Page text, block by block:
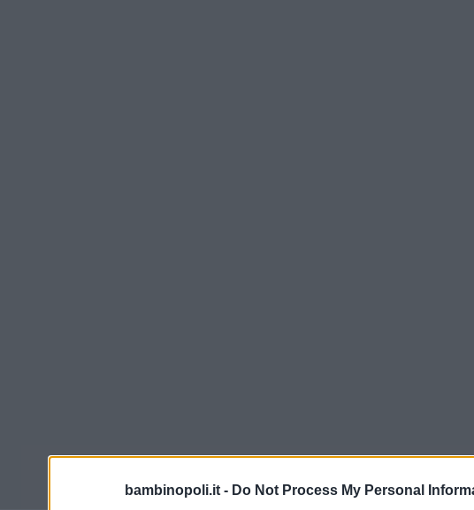
bambinopoli.it - Do Not Process My Personal